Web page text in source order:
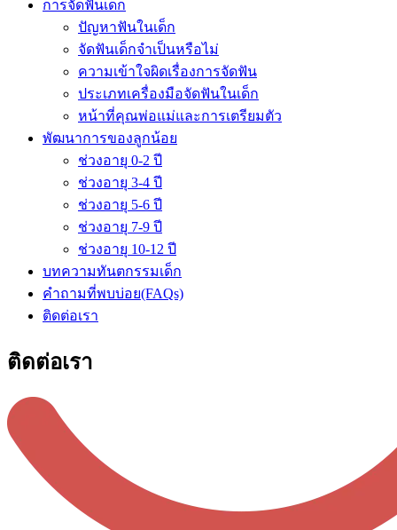
การจัดฟันเด็ก
ปัญหาฟันในเด็ก
จัดฟันเด็กจำเป็นหรือไม่
ความเข้าใจผิดเรื่องการจัดฟัน
ประเภทเครื่องมือจัดฟันในเด็ก
หน้าที่คุณพ่อแม่และการเตรียมตัว
พัฒนาการของลูกน้อย
ช่วงอายุ 0-2 ปี
ช่วงอายุ 3-4 ปี
ช่วงอายุ 5-6 ปี
ช่วงอายุ 7-9 ปี
ช่วงอายุ 10-12 ปี
บทความทันตกรรมเด็ก
คำถามที่พบบ่อย(FAQs)
ติดต่อเรา
ติดต่อเรา